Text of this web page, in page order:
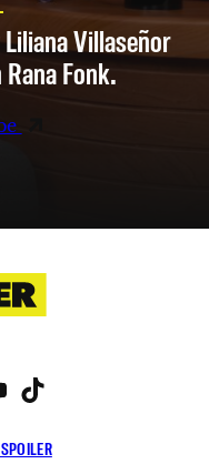
Villaseñor
Fonk.
YouTube